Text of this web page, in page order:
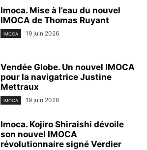
Imoca. Mise à l’eau du nouvel
IMOCA de Thomas Ruyant
IMOCA 19 juin 2026
Vendée Globe. Un nouvel IMOCA
pour la navigatrice Justine
Mettraux
IMOCA 19 juin 2026
Imoca. Kojiro Shiraishi dévoile
son nouvel IMOCA
révolutionnaire signé Verdier